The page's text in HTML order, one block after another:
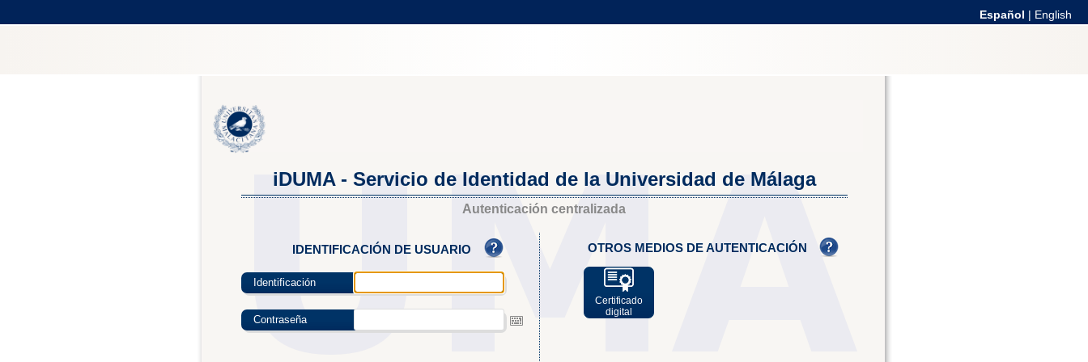
Español | English
iDUMA - Servicio de Identidad de la Universidad de Málaga
Autenticación centralizada
IDENTIFICACIÓN DE USUARIO
Identificación
Contraseña
OTROS MEDIOS DE AUTENTICACIÓN
Certificado
digital